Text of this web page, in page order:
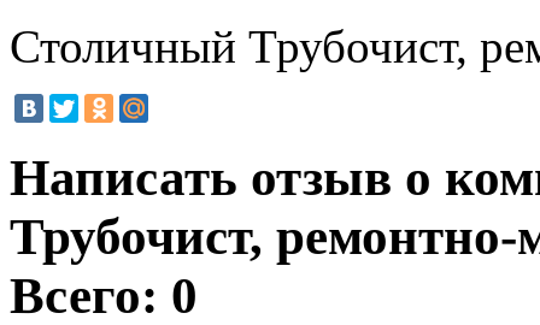
Столичный Трубочист,
Написать отзыв о
Трубочист,
Всего: 0